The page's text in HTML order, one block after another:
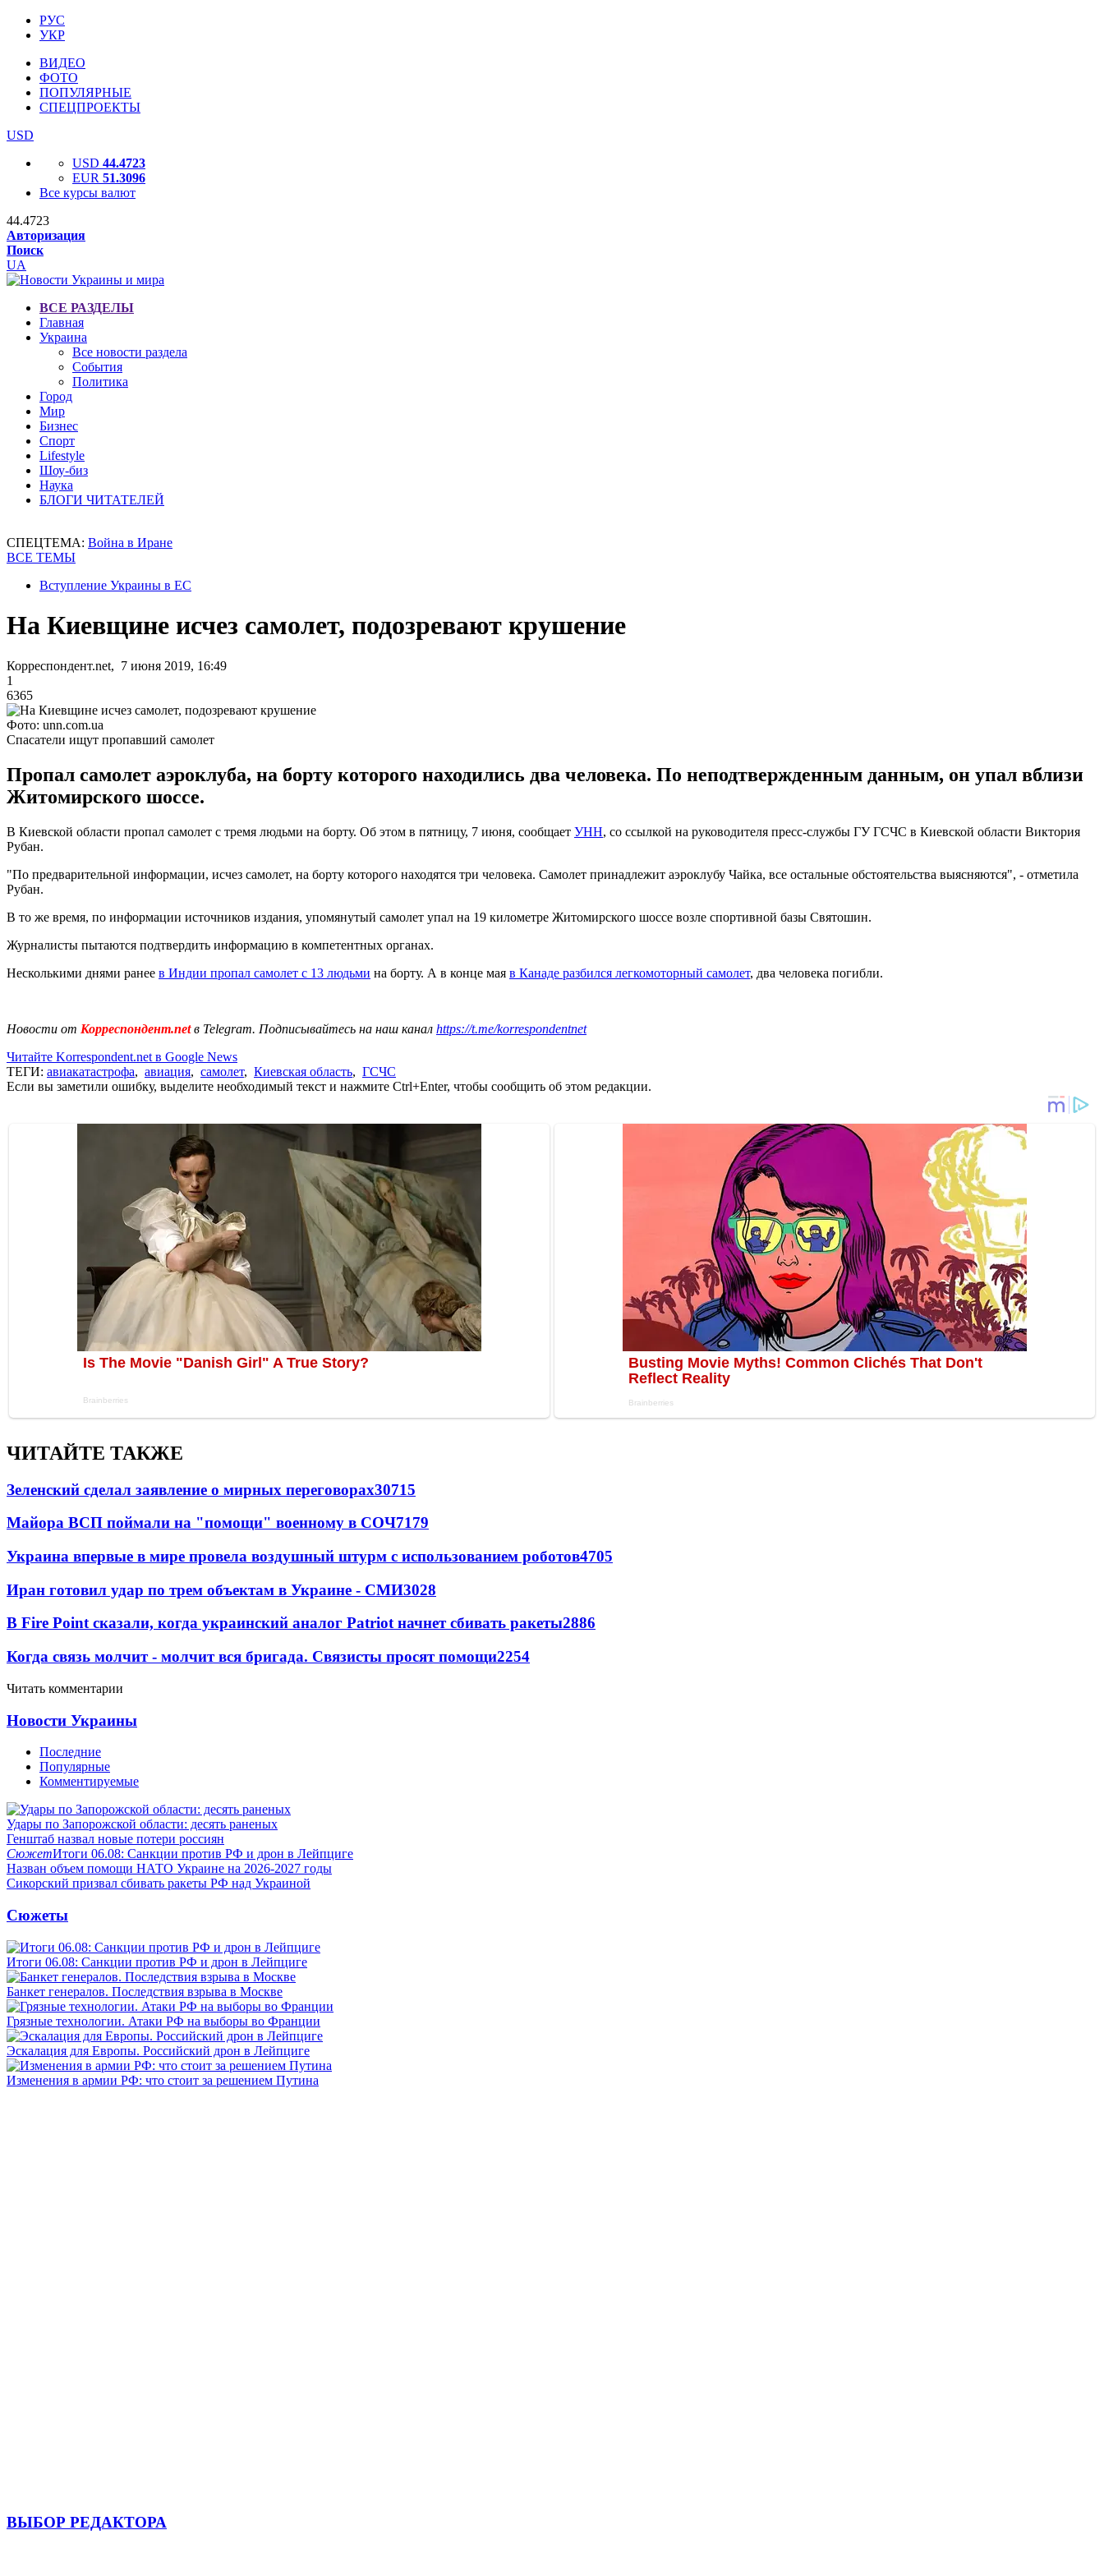
РУС
УКР
ВИДЕО
ФОТО
ПОПУЛЯРНЫЕ
СПЕЦПРОЕКТЫ
USD
USD 44.4723
EUR 51.3096
Все курсы валют
44.4723
Авторизация
Поиск
UA
ВСЕ РАЗДЕЛЫ
Главная
Украина
Все новости раздела
События
Политика
Город
Мир
Бизнес
Спорт
Lifestyle
Шоу-биз
Наука
БЛОГИ ЧИТАТЕЛЕЙ
СПЕЦТЕМА: Война в Иране
ВСЕ ТЕМЫ
Вступление Украины в ЕС
На Киевщине исчез самолет, подозревают крушение
Корреспондент.net, 7 июня 2019, 16:49
1
6365
Фото: unn.com.ua
Спасатели ищут пропавший самолет
Пропал самолет аэроклуба, на борту которого находились два человека. По неподтвержденным данным, он упал вблизи
Житомирского шоссе.
В Киевской области пропал самолет с тремя людьми на борту. Об этом в пятницу, 7 июня, сообщает УНН, со ссылкой на руководителя пресс-службы ГУ ГСЧС в Киевской области Виктория
Рубан.
"По предварительной информации, исчез самолет, на борту которого находятся три человека. Самолет принадлежит аэроклубу Чайка, все остальные обстоятельства выясняются", - отметила
Рубан.
В то же время, по информации источников издания, упомянутый самолет упал на 19 километре Житомирского шоссе возле спортивной базы Святошин.
Журналисты пытаются подтвердить информацию в компетентных органах.
Несколькими днями ранее в Индии пропал самолет с 13 людьми на борту. А в конце мая в Канаде разбился легкомоторный самолет, два человека погибли.
Новости от Корреспондент.netв Telegram. Подписывайтесь на наш канал https://t.me/korrespondentnet
Читайте Korrespondent.net в Google News
ТЕГИ: авиакатастрофа, авиация, самолет, Киевская область, ГСЧС
Если вы заметили ошибку, выделите необходимый текст и нажмите Ctrl+Enter, чтобы сообщить об этом редакции.
ЧИТАЙТЕ ТАКЖЕ
Зеленский сделал заявление о мирных переговорах30715
Майора ВСП поймали на "помощи" военному в СОЧ7179
Украина впервые в мире провела воздушный штурм с использованием роботов4705
Иран готовил удар по трем объектам в Украине - СМИ3028
В Fire Point сказали, когда украинский аналог Patriot начнет сбивать ракеты2886
Когда связь молчит - молчит вся бригада. Связисты просят помощи2254
Читать комментарии
Новости Украины
Последние
Популярные
Комментируемые
Удары по Запорожской области: десять раненых
Генштаб назвал новые потери россиян
СюжетИтоги 06.08: Санкции против РФ и дрон в Лейпциге
Назван объем помощи НАТО Украине на 2026-2027 годы
Сикорский призвал сбивать ракеты РФ над Украиной
Сюжеты
Итоги 06.08: Санкции против РФ и дрон в Лейпциге
Банкет генералов. Последствия взрыва в Москве
Грязные технологии. Атаки РФ на выборы во Франции
Эскалация для Европы. Российский дрон в Лейпциге
Изменения в армии РФ: что стоит за решением Путина
ВЫБОР РЕДАКТОРА